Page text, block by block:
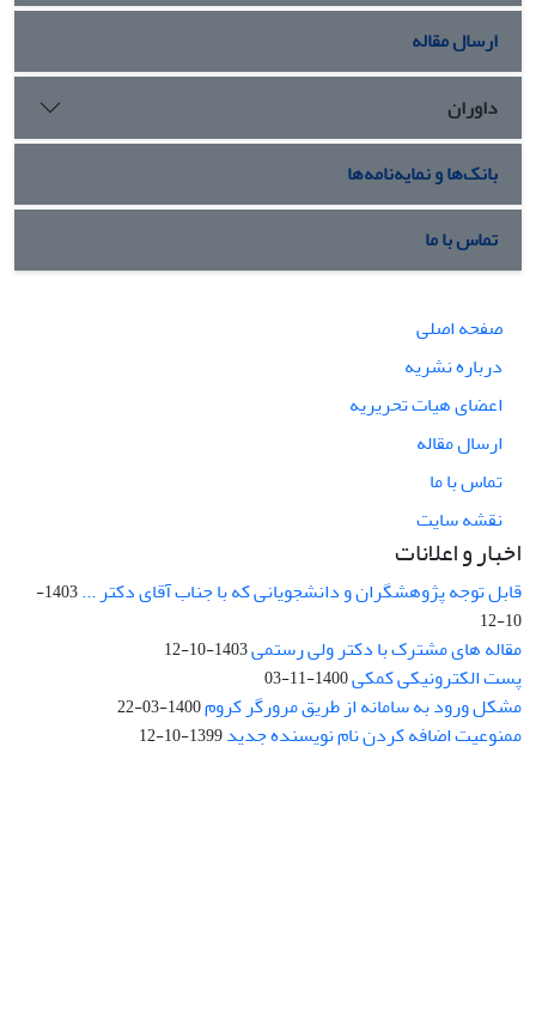
ارسال مقاله
داوران
بانک‌ها و نمایه‌نامه‌ها
تماس با ما
صفحه اصلی
درباره نشریه
اعضای هیات تحریریه
ارسال مقاله
تماس با ما
نقشه سایت
اخبار و اعلانات
قابل توجه پژوهشگران و دانشجویانی که با جناب آقای دکتر ...
1403-
10-12
مقاله های مشترک با دکتر ولی رستمی1403-10-12
پست الکترونیکی کمکی1400-11-03
مشکل ورود به سامانه از طریق مرورگر کروم1400-03-22
ممنوعیت اضافه کردن نام نویسنده جدید1399-10-12